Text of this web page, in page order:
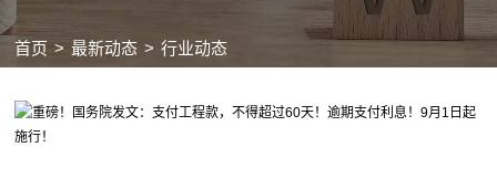
首页 > 最新动态 > 行业动态